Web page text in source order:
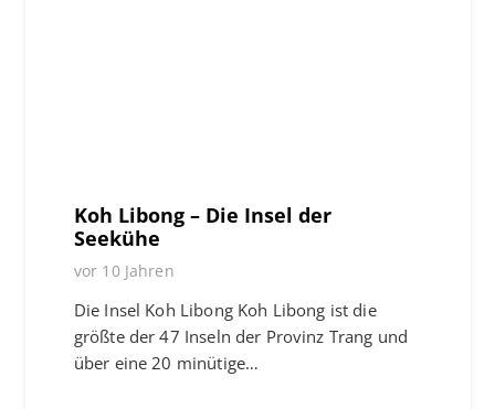
Koh Libong – Die Insel der
Seekühe
vor 10 Jahren
Die Insel Koh Libong Koh Libong ist die
größte der 47 Inseln der Provinz Trang und
über eine 20 minütige…